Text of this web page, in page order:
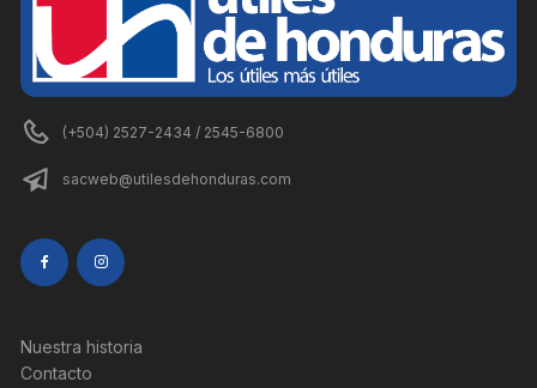
(+504) 2527-2434 / 2545-6800
sacweb@utilesdehonduras.com
Nuestra historia
Contacto